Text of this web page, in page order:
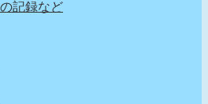
記録など